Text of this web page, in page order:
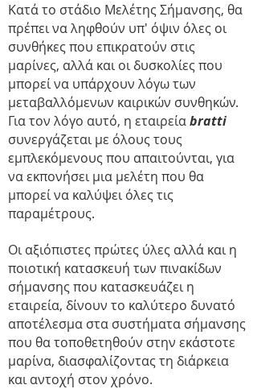
Κατά το στάδιο Μελέτης Σήμανσης, θα
πρέπει να ληφθούν υπ' όψιν όλες οι
συνθήκες που επικρατούν στις
μαρίνες, αλλά και οι δυσκολίες που
μπορεί να υπάρχουν λόγω των
μεταβαλλόμενων καιρικών συνθηκών.
Για τον λόγο αυτό, η εταιρείαbratti
συνεργάζεται με όλους τους
εμπλεκόμενους που απαιτούνται, για
να εκπονήσει μια μελέτη που θα
μπορεί να καλύψει όλες τις
παραμέτρους.
Οι αξιόπιστες πρώτες ύλες αλλά και η
ποιοτική κατασκευή των πινακίδων
σήμανσης που κατασκευάζει η
εταιρεία, δίνουν το καλύτερο δυνατό
αποτέλεσμα στα συστήματα σήμανσης
που θα τοποθετηθούν στην εκάστοτε
μαρίνα, διασφαλίζοντας τη διάρκεια
και αντοχή στον χρόνο.